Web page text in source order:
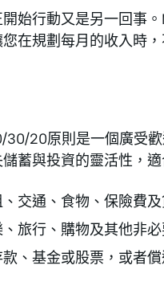
始行動又是另一回事
在規劃每月的收入時
20原則是一個廣受
蓄與投資的靈活性，適
交通、食物、保險費及
旅行、購物及其他非必
、基金或股票，或者